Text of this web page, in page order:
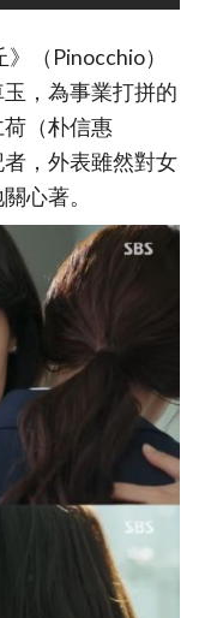
（Pinocchio）
，為事業打拼的
荷（朴信惠
，外表雖然對女
心著。